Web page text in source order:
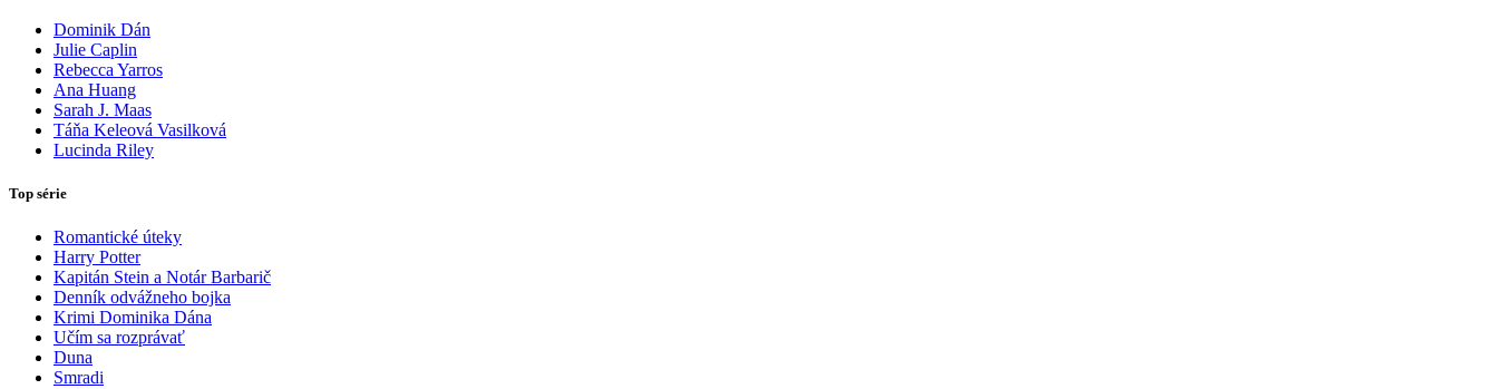
Dominik Dán
Julie Caplin
Rebecca Yarros
Ana Huang
Sarah J. Maas
Táňa Keleová Vasilková
Lucinda Riley
Top série
Romantické úteky
Harry Potter
Kapitán Stein a Notár Barbarič
Denník odvážneho bojka
Krimi Dominika Dána
Učím sa rozprávať
Duna
Smradi